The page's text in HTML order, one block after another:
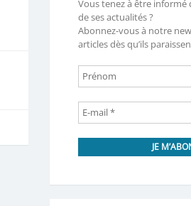
Vous tenez à être informé
de ses actualités ?
Abonnez-vous à notre
articles dès qu’ils